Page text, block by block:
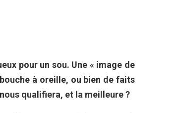
pour un sou. Une « image de
à oreille, ou bien de faits
qualifiera, et la meilleure ?